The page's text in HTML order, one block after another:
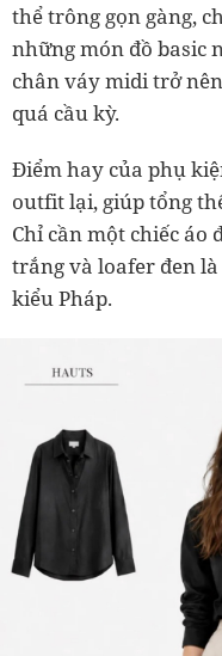
thể trông gọn gàng,
những món đồ basic
chân váy midi trở
quá cầu kỳ.
Điểm hay của phụ
outfit lại, giúp tổng
Chỉ cần một chiếc áo
trắng và loafer đen
kiểu Pháp.